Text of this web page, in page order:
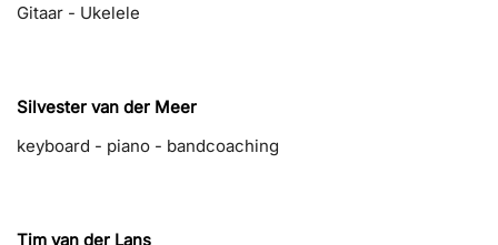
Gitaar - Ukelele
Silvester van der Meer
keyboard - piano - bandcoaching
Tim van der Lans